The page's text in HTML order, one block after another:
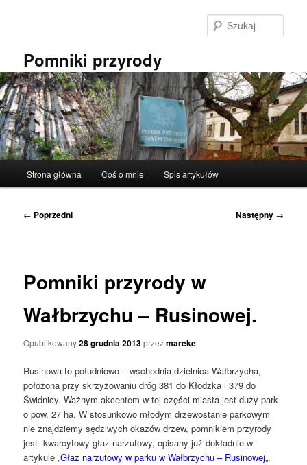
Pomniki przyrody
Strona główna Coś o mnie Spis artykułów
Nawigacja
← Poprzedni Następny →
Pomniki przyrody w
Wałbrzychu – Rusinowej.
Opublikowany28 grudnia 2013przezmareke
Rusinowa to południowo – wschodnia dzielnica Wałbrzycha,
położona przy skrzyżowaniu dróg 381 do Kłodzka i 379 do
Świdnicy. Ważnym akcentem w tej części miasta jest duży park
o pow. 27 ha. W stosunkowo młodym drzewostanie parkowym
nie znajdziemy sędziwych okazów drzew, pomnikiem przyrody
jest kwarcytowy głaz narzutowy, opisany już dokładnie w
artykule „Głaz narzutowy w parku w Wałbrzychu – Rusinowej„.